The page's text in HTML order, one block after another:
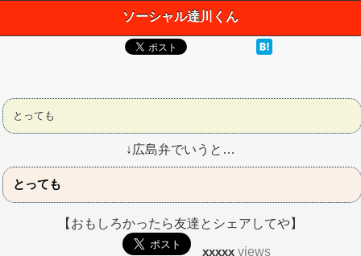
ソーシャル達川くん
とっても
↓広島弁でいうと…
とっても
【おもしろかったら友達とシェアしてや】
xxxxx views